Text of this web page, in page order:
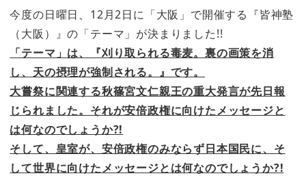
今度の日曜日、12月2日に「大阪」で開催する『皆神塾
（大阪）』の「テーマ」が決まりました!!
「テーマ」は、『刈り取られる毒麦。裏の画策を消
し、天の摂理が強制される。』です。
大嘗祭に関連する秋篠宮文仁親王の重大発言が先日報
じられました。それが安倍政権に向けたメッセージと
は何なのでしょうか?!
そして、皇室が、安倍政権のみならず日本国民に、そ
して世界に向けたメッセージとは何なのでしょうか?!